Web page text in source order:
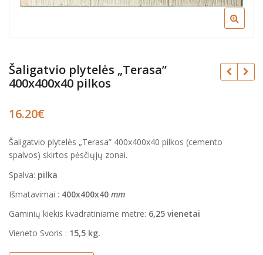
Šaligatvio plytelės „Terasa”
400x400x40 pilkos
€
16.20€
Šaligatvio plytelės „Terasa” 400x400x40 pilkos (cemento
spalvos) skirtos pėsčiųjų zonai.
Spalva: pilka
Išmatavimai : 400x400x40 mm
Gaminių kiekis kvadratiniame metre: 6,25 vienetai
Vieneto Svoris : 15,5 kg.